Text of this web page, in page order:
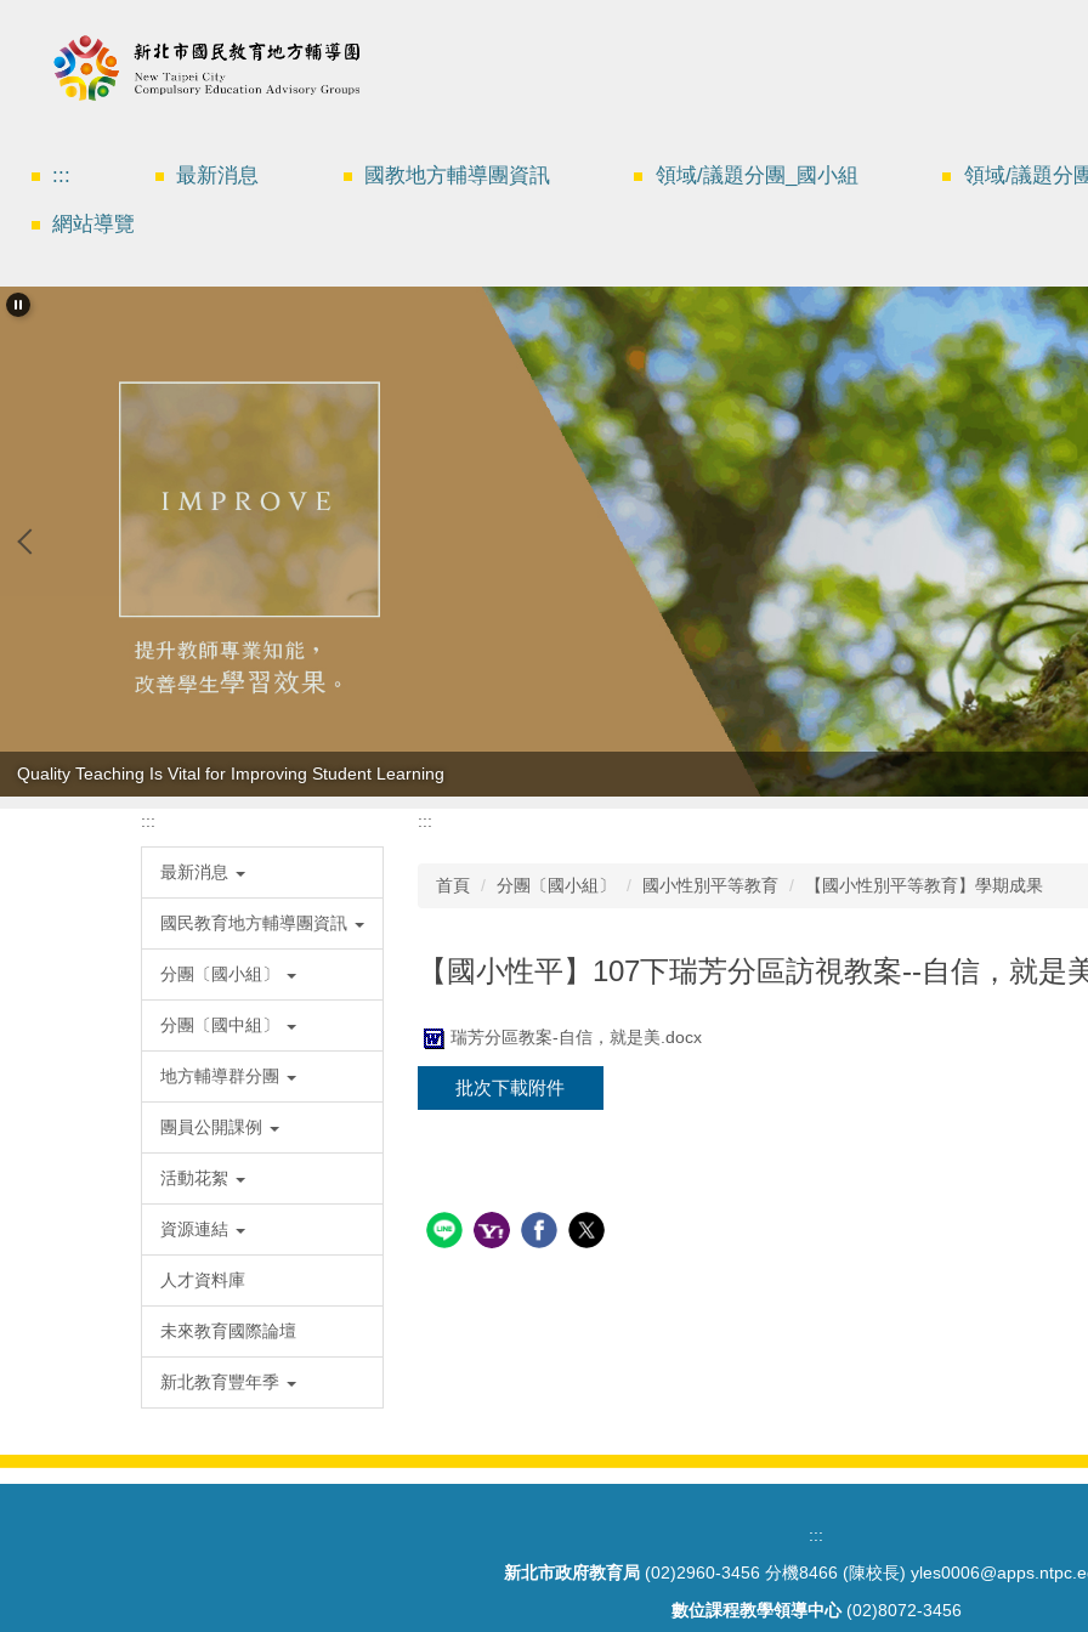
::: 最新消息 國教地方輔導團資訊 領域/議題分團_國小組 領域/議題分
網站導覽
Quality Teaching Is Vital for Improving Student Learning
:::
最新消息
國民教育地方輔導團資訊
分團〔國小組〕
分團〔國中組〕
地方輔導群分團
團員公開課例
活動花絮
資源連結
人才資料庫
未來教育國際論壇
新北教育豐年季
:::
首頁 分團〔國小組〕 國小性別平等教育 【國小性別平等教育】學期成果
【國小性平】107下瑞芳分區訪視教案--自信，就是
瑞芳分區教案-自信，就是美.docx
批次下載附件
:::
新北市政府教育局 (02)2960-3456 分機8466 (陳校長)
數位課程教學領導中心(02)8072-3456